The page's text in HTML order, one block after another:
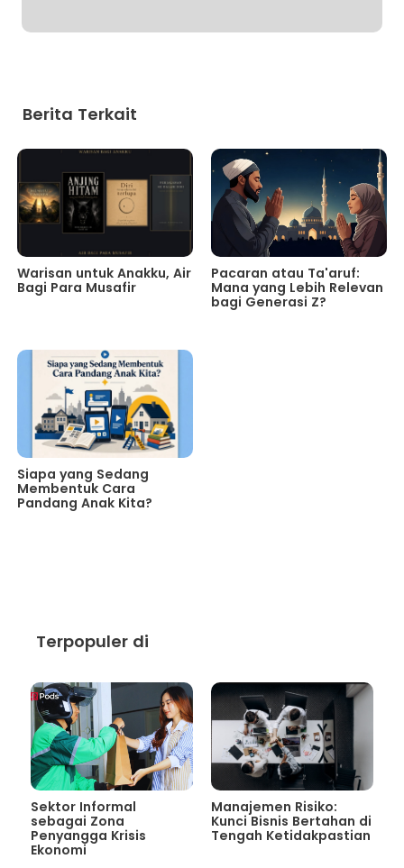
Berita Terkait
Warisan untuk Anakku, Air
Bagi Para Musafir
Pacaran atau Ta'aruf:
Mana yang Lebih Relevan
bagi Generasi Z?
Siapa yang Sedang
Membentuk Cara
Pandang Anak Kita?
Terpopuler di
Sektor Informal
sebagai Zona
Penyangga Krisis
Ekonomi
Manajemen Risiko:
Kunci Bisnis Bertahan di
Tengah Ketidakpastian